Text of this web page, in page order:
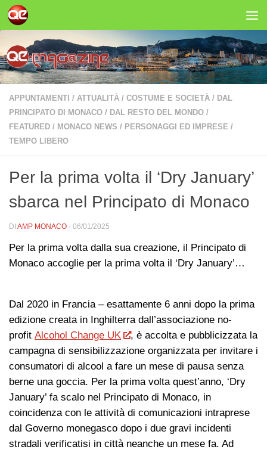
Salta al contenuto
APPUNTAMENTI / ATTUALITÀ / COSTUME E SOCIETÀ / DAL
PRINCIPATO DI MONACO / DAL RESTO DEL MONDO /
FEATURED / MONACO NEWS / PERSONAGGI ED IMPRESE /
TEMPO LIBERO
Per la prima volta il ‘Dry January’
sbarca nel Principato di Monaco
DI AMP MONACO · 06/01/2025
Per la prima volta dalla sua creazione, il Principato di
Monaco accoglie per la prima volta il ‘Dry January’…
Dal 2020 in Francia – esattamente 6 anni dopo la prima
edizione creata in Inghilterra dall’associazione no-
profit Alcohol Change UK
, è accolta e pubblicizzata la
campagna di sensibilizzazione organizzata per invitare i
consumatori di alcool a fare un mese di pausa senza
berne una goccia. Per la prima volta quest’anno, ‘Dry
January’ fa scalo nel Principato di Monaco, in
coincidenza con le attività di comunicazioni intraprese
dal Governo monegasco dopo i due gravi incidenti
stradali verificatisi in città neanche un mese fa. Ad